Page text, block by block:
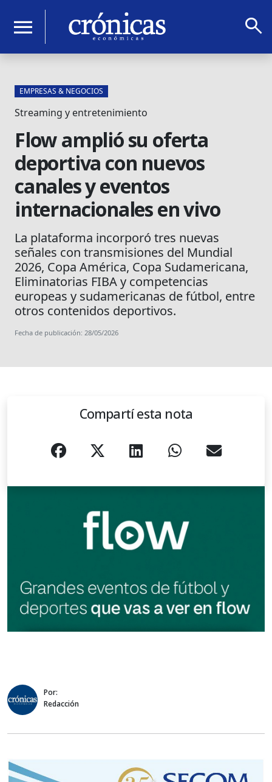
menu search
EMPRESAS & NEGOCIOS
Streaming y entretenimiento
Flow amplió su oferta
deportiva con nuevos
canales y eventos
internacionales en vivo
La plataforma incorporó tres nuevas
señales con transmisiones del Mundial
2026, Copa América, Copa Sudamericana,
Eliminatorias FIBA y competencias
europeas y sudamericanas de fútbol, entre
otros contenidos deportivos.
Fecha de publicación: 28/05/2026
Compartí esta nota
Por:
Redacción